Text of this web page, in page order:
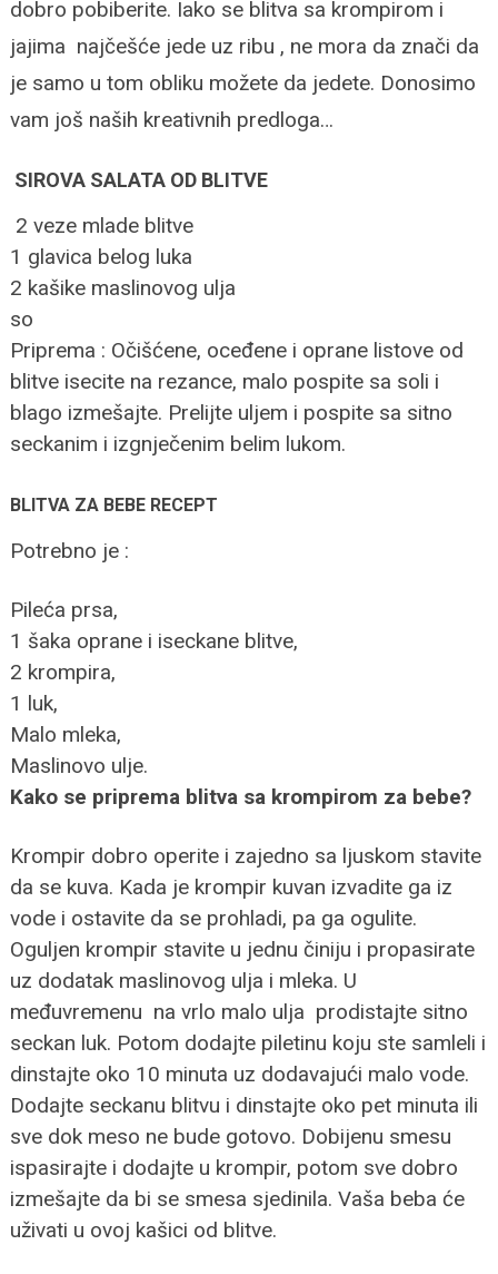
dobro pobiberite. Iako se blitva sa krompirom i
jajima najčešće jede uz ribu , ne mora da znači da
je samo u tom obliku možete da jedete. Donosimo
vam još naših kreativnih predloga…
SIROVA SALATA OD BLITVE
2 veze mlade blitve
1 glavica belog luka
2 kašike maslinovog ulja
so
Priprema : Očišćene, oceđene i oprane listove od
blitve isecite na rezance, malo pospite sa soli i
blago izmešajte. Prelijte uljem i pospite sa sitno
seckanim i izgnječenim belim lukom.
BLITVA ZA BEBE RECEPT
Potrebno je :
Pileća prsa,
1 šaka oprane i iseckane blitve,
2 krompira,
1 luk,
Malo mleka,
Maslinovo ulje.
Kako se priprema blitva sa krompirom za bebe?
Krompir dobro operite i zajedno sa ljuskom stavite
da se kuva. Kada je krompir kuvan izvadite ga iz
vode i ostavite da se prohladi, pa ga ogulite.
Oguljen krompir stavite u jednu činiju i propasirate
uz dodatak maslinovog ulja i mleka. U
međuvremenu na vrlo malo ulja prodistajte sitno
seckan luk. Potom dodajte piletinu koju ste samleli i
dinstajte oko 10 minuta uz dodavajući malo vode.
Dodajte seckanu blitvu i dinstajte oko pet minuta ili
sve dok meso ne bude gotovo. Dobijenu smesu
ispasirajte i dodajte u krompir, potom sve dobro
izmešajte da bi se smesa sjedinila. Vaša beba će
uživati u ovoj kašici od blitve.